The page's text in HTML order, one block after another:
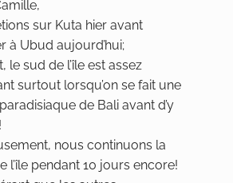
sur Kuta hier avant
à Ubud aujourd’hui;
le sud de l’île est assez
surtout lorsqu’on se fait une
de Bali avant d’y
nous continuons la
l’île pendant 10 jours encore!